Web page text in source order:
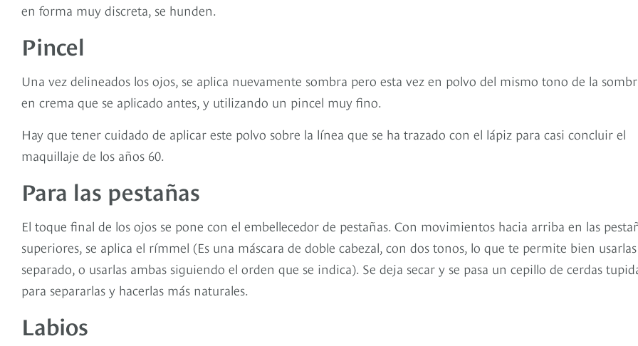
en forma muy discreta, se hunden.
Pincel
Una vez delineados los ojos, se aplica nuevamente sombra pero esta vez en polvo del mismo tono de la
en crema que se aplicado antes, y utilizando un pincel muy fino.
Hay que tener cuidado de aplicar este polvo sobre la línea que se ha trazado con el lápiz para casi concluir el
maquillaje de los años 60.
Para las pestañas
El toque final de los ojos se pone con el embellecedor de pestañas. Con movimientos hacia arriba en las
superiores, se aplica el rímmel (Es una máscara de doble cabezal, con dos tonos, lo que te permite bien
separado, o usarlas ambas siguiendo el orden que se indica). Se deja secar y se pasa un cepillo de cerdas
para separarlas y hacerlas más naturales.
Labios